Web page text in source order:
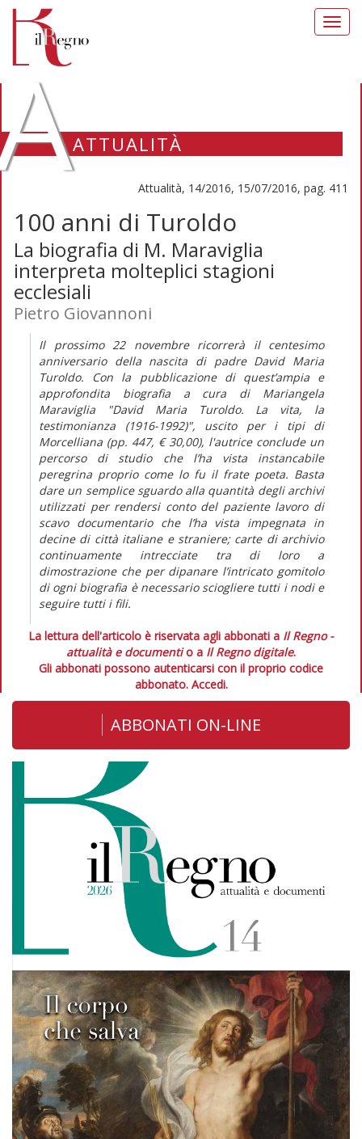
ATTUALITÀ
Attualità, 14/2016, 15/07/2016, pag. 411
100 anni di Turoldo
La biografia di M. Maraviglia
interpreta molteplici stagioni
ecclesiali
Pietro Giovannoni
Il prossimo 22 novembre ricorrerà il centesimo
anniversario della nascita di padre David Maria
Turoldo. Con la pubblicazione di quest’ampia e
approfondita biografia a cura di Mariangela
Maraviglia "David Maria Turoldo. La vita, la
testimonianza (1916-1992)", uscito per i tipi di
Morcelliana (pp. 447, € 30,00), l'autrice conclude un
percorso di studio che l’ha vista instancabile
peregrina proprio come lo fu il frate poeta. Basta
dare un semplice sguardo alla quantità degli archivi
utilizzati per rendersi conto del paziente lavoro di
scavo documentario che l’ha vista impegnata in
decine di città italiane e straniere; carte di archivio
continuamente intrecciate tra di loro a
dimostrazione che per dipanare l’intricato gomitolo
di ogni biografia è necessario sciogliere tutti i nodi e
seguire tutti i fili.
La lettura dell'articolo è riservata agli abbonati a Il Regno -
attualità e documentio a Il Regno digitale.
Gli abbonati possono autenticarsi con il proprio codice
abbonato. Accedi.
ABBONATI ON-LINE